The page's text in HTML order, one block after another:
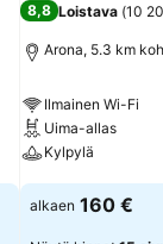
8,8 Loistava (10
Arona, 5.3 km
Ilmainen Wi-Fi
Uima-allas
Kylpylä
Katso hinnat
alkaen 160 €